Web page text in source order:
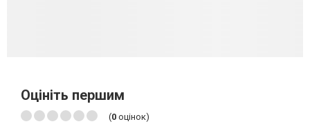
Оцініть першим
(0 оцінок)